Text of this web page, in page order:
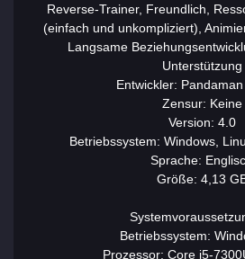
Reverse-Trainer, Freundlich,
(einfach und unkompliziert),
Langsame
Unterstützung
Entwickler:
Zensur: Keine
Version: 4.0
Betriebssystem: Windows,
Sprache:
Größe: 4,13
Betriebssystem:
Prozessor: Core i5-